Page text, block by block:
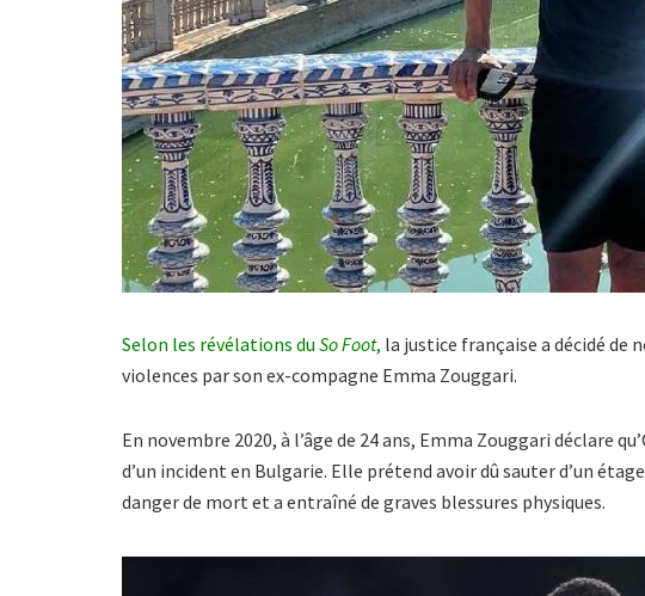
Selon les révélations du So Foot, la justice française a décidé de
violences par son ex-compagne Emma Zouggari.
En novembre 2020, à l’âge de 24 ans, Emma Zouggari déclare
d’un incident en Bulgarie. Elle prétend avoir dû sauter d’un
danger de mort et a entraîné de graves blessures physiques.